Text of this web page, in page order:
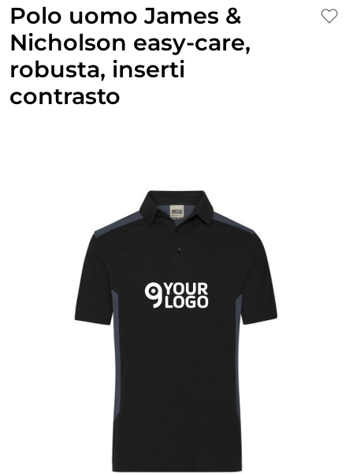
Polo uomo James &
Nicholson easy-care,
robusta, inserti
contrasto